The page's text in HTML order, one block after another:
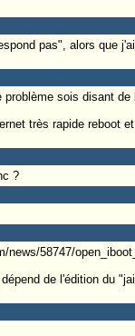
pas", alors que
sois disant
très rapide reboot
?
58747/
de l'édition du